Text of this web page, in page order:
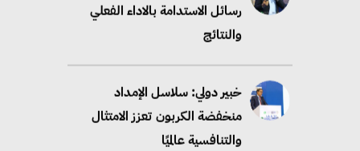
رسائل الاستدامة بالاداء الفعلي
والنتائج
خبير دولي: سلاسل الإمداد
منخفضة الكربون تعزز الامتثال
والتنافسية عالميًا